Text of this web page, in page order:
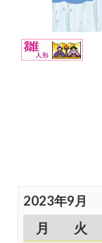
2023年9月
月 火